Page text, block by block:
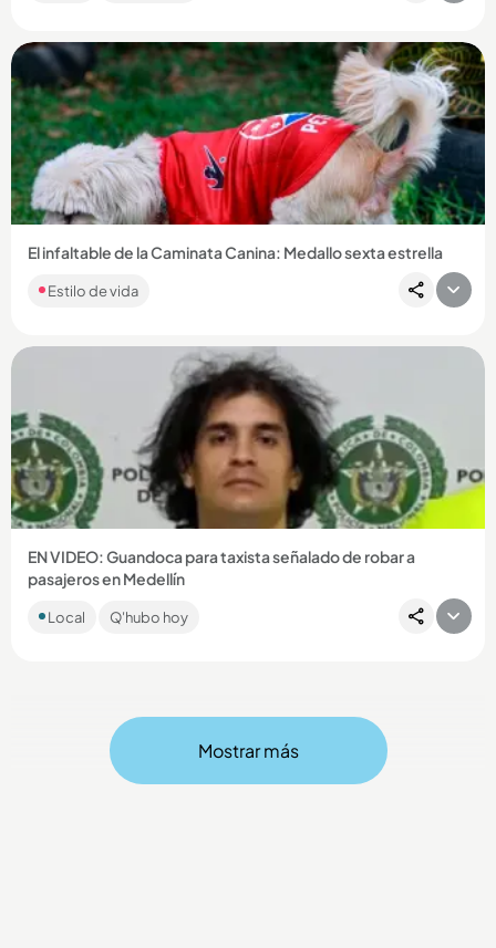
Compartir Noticia
El infaltable de la Caminata Canina: Medallo sexta estrella
Estilo de vida
Compartir Noticia
EN VIDEO: Guandoca para taxista señalado de robar a
pasajeros en Medellín
Juan Camilo Marulanda Valencia, de 34 años, es sindicado de
hurtar a cinco personas en diciembre de 2025....
Local Q'hubo hoy
Mostrar más